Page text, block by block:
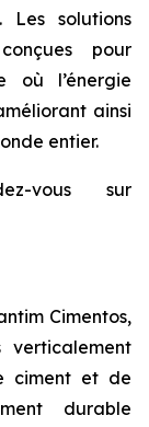
Les solutions
pour
où l’énergie
ainsi
entier.
vous sur
Cimentos,
verticalement
ciment et de
durable